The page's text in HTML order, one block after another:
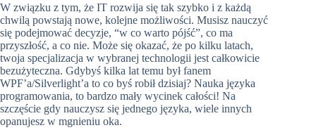
W związku z tym, że IT rozwija się tak szybko i z każdą
chwilą powstają nowe, kolejne możliwości. Musisz nauczyć
się podejmować decyzje, “w co warto pójść”, co ma
przyszłość, a co nie. Może się okazać, że po kilku latach,
twoja specjalizacja w wybranej technologii jest całkowicie
bezużyteczna. Gdybyś kilka lat temu był fanem
WPF’a/Silverlight’a to co byś robił dzisiaj? Nauka języka
programowania, to bardzo mały wycinek całości! Na
szczęście gdy nauczysz się jednego języka, wiele innych
opanujesz w mgnieniu oka.